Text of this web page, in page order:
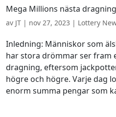
Mega Millions nästa dragning
av JT | nov 27, 2023 | Lottery
Inledning: Människor som
har stora drömmar ser fram
dragning, eftersom
högre och högre. Varje dag
enorm summa pengar som